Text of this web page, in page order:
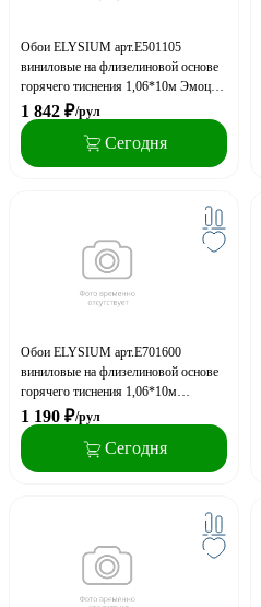
Обои ELYSIUM арт.Е501105
виниловые на флизелиновой основе
горячего тиснения 1,06*10м Эмоция
фон (акция)
1 842 ₽/рул
Сегодня
Обои ELYSIUM арт.Е701600
виниловые на флизелиновой основе
горячего тиснения 1,06*10м
Романтика фон (акция)
1 190 ₽/рул
Сегодня